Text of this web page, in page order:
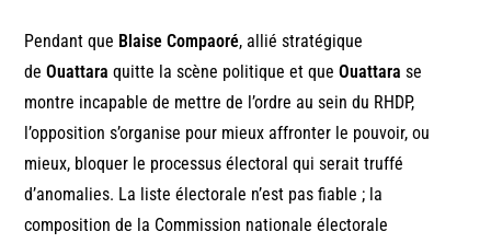
Pendant que Blaise Compaoré, allié stratégique
deOuattara quitte la scène politique et queOuattara se
montre incapable de mettre de l’ordre au sein du RHDP,
l’opposition s’organise pour mieux affronter le pouvoir, ou
mieux, bloquer le processus électoral qui serait truffé
d’anomalies. La liste électorale n’est pas fiable ; la
composition de la Commission nationale électorale